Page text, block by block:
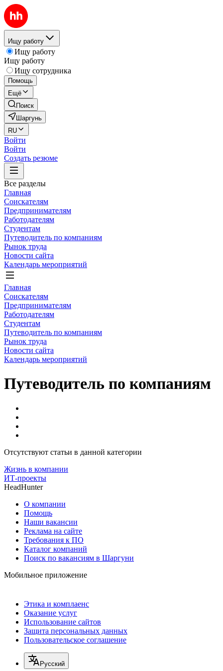
Ищу работу
Ищу работу
Ищу работу
Ищу сотрудника
Помощь
Ещё
Поиск
Шаргунь
RU
Войти
Войти
Создать резюме
Все разделы
Главная
Соискателям
Предпринимателям
Работодателям
Студентам
Путеводитель по компаниям
Рынок труда
Новости сайта
Календарь мероприятий
Главная
Соискателям
Предпринимателям
Работодателям
Студентам
Путеводитель по компаниям
Рынок труда
Новости сайта
Календарь мероприятий
Путеводитель по компаниям
Отсутствуют статьи в данной категории
Жизнь в компании
ИТ-проекты
HeadHunter
О компании
Помощь
Наши вакансии
Реклама на сайте
Требования к ПО
Каталог компаний
Поиск по вакансиям в Шаргуни
Мобильное приложение
Этика и комплаенс
Оказание услуг
Использование сайтов
Защита персональных данных
Пользовательское соглашение
Русский